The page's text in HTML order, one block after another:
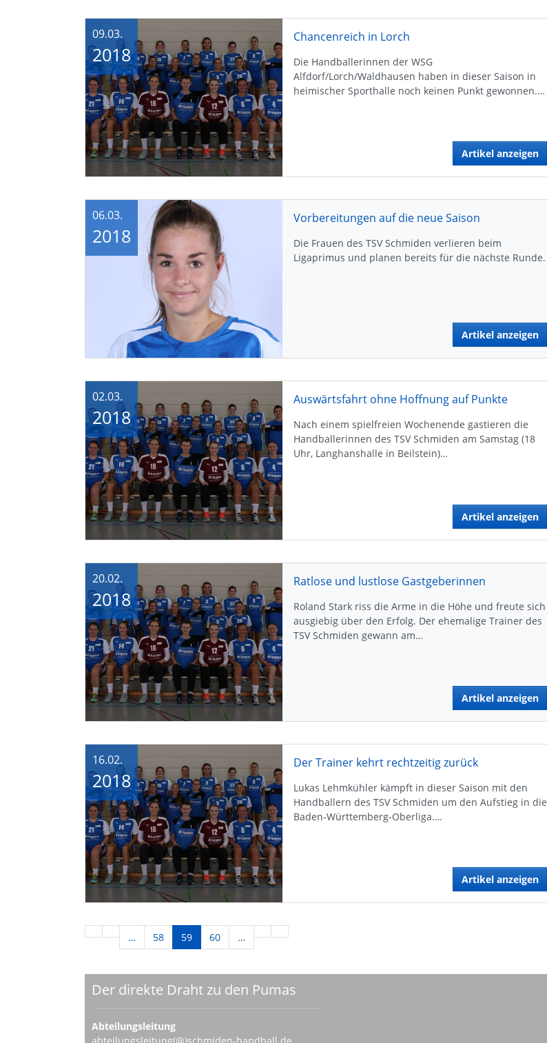
Chancenreich in Lorch
Die Handballerinnen der WSG
Alfdorf/Lorch/Waldhausen haben in dieser Saison in
heimischer Sporthalle noch keinen Punkt gewonnen.…
Artikel anzeigen
09.03.
2018
Vorbereitungen auf die neue Saison
Die Frauen des TSV Schmiden verlieren beim
Ligaprimus und planen bereits für die nächste Runde.
Artikel anzeigen
06.03.
2018
Auswärtsfahrt ohne Hoffnung auf Punkte
Nach einem spielfreien Wochenende gastieren die
Handballerinnen des TSV Schmiden am Samstag (18
Uhr, Langhanshalle in Beilstein)…
Artikel anzeigen
02.03.
2018
Ratlose und lustlose Gastgeberinnen
Roland Stark riss die Arme in die Höhe und freute sich
ausgiebig über den Erfolg. Der ehemalige Trainer des
TSV Schmiden gewann am…
Artikel anzeigen
20.02.
2018
Der Trainer kehrt rechtzeitig zurück
Lukas Lehmkühler kämpft in dieser Saison mit den
Handballern des TSV Schmiden um den Aufstieg in die
Baden-Württemberg-Oberliga.…
Artikel anzeigen
16.02.
2018
… 58 59 60 …
Der direkte Draht zu den Pumas
Abteilungsleitung